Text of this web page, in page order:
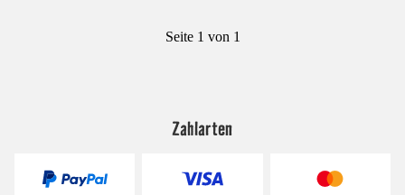
Seite 1 von 1
Zahlarten